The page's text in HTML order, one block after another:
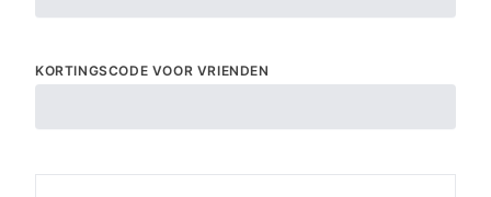
KORTINGSCODE VOOR VRIENDEN